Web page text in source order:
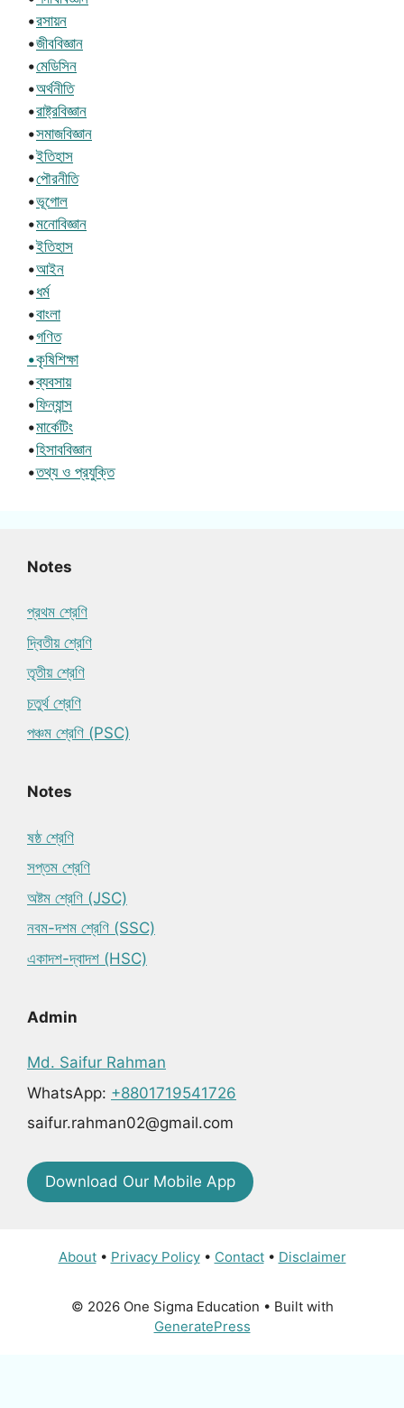
•রসায়ন
•জীববিজ্ঞান
•মেডিসিন
•অর্থনীতি
•রাষ্ট্রবিজ্ঞান
•সমাজবিজ্ঞান
•ইতিহাস
•পৌরনীতি
•ভূগোল
•মনোবিজ্ঞান
•ইতিহাস
•আইন
•ধর্ম
•বাংলা
•গণিত
•কৃষিশিক্ষা
•ব্যবসায়
•ফিন্যান্স
•মার্কেটিং
•হিসাববিজ্ঞান
•তথ্য ও প্রযুক্তি
Notes
প্রথম শ্রেণি
দ্বিতীয় শ্রেণি
তৃতীয় শ্রেণি
চতুর্থ শ্রেণি
পঞ্চম শ্রেণি (PSC)
Notes
ষষ্ঠ শ্রেণি
সপ্তম শ্রেণি
অষ্টম শ্রেণি (JSC)
নবম-দশম শ্রেণি (SSC)
একাদশ-দ্বাদশ (HSC)
Admin
Md. Saifur Rahman
WhatsApp: +8801719541726
saifur.rahman02@gmail.com
Download Our Mobile App
About• Privacy Policy• Contact• Disclaimer
© 2026 One Sigma Education • Built with
GeneratePress